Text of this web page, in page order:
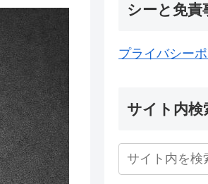
シーと免責
プライバシー
サイト内検